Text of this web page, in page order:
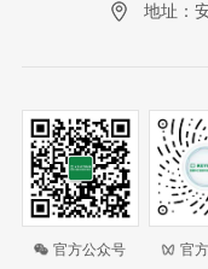
地址：
官方公众号 官